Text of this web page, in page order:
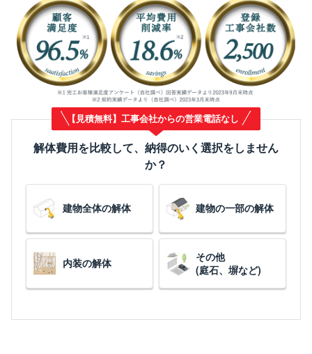
【見積無料】工事会社からの営業電話なし
解体費用を比較して、納得のいく選択をしません
か？
建物全体の解体 建物の一部の解体
内装の解体
その他
(庭石、塀など)